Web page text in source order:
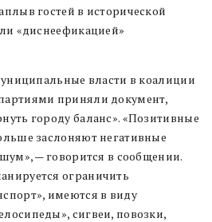
гостей в исторической
«диснеефикацией»
власти в коалиции
приняли документ,
городу баланс». «Позитивные
заслоняют негативные
— говорится в сообщении.
ограничить
имеются в виду
сигвеи, повозки,